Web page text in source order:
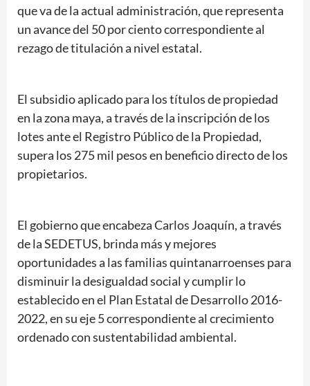
que va de la actual administración, que representa
un avance del 50 por ciento correspondiente al
rezago de titulación a nivel estatal.
El subsidio aplicado para los títulos de propiedad
en la zona maya, a través de la inscripción de los
lotes ante el Registro Público de la Propiedad,
supera los 275 mil pesos en beneficio directo de los
propietarios.
El gobierno que encabeza Carlos Joaquín, a través
de la SEDETUS, brinda más y mejores
oportunidades a las familias quintanarroenses para
disminuir la desigualdad social y cumplir lo
establecido en el Plan Estatal de Desarrollo 2016-
2022, en su eje 5 correspondiente al crecimiento
ordenado con sustentabilidad ambiental.